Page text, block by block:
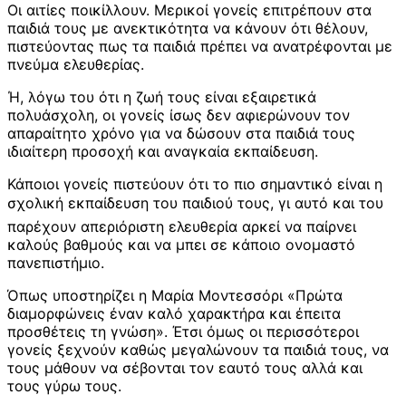
Οι αιτίες ποικίλλουν. Μερικοί γονείς επιτρέπουν στα
παιδιά τους με ανεκτικότητα να κάνουν ότι θέλουν,
πιστεύοντας πως τα παιδιά πρέπει να ανατρέφονται με
πνεύμα ελευθερίας.
Ή, λόγω του ότι η ζωή τους είναι εξαιρετικά
πολυάσχολη, οι γονείς ίσως δεν αφιερώνουν τον
απαραίτητο χρόνο για να δώσουν στα παιδιά τους
ιδιαίτερη προσοχή και αναγκαία εκπαίδευση.
Κάποιοι γονείς πιστεύουν ότι το πιο σημαντικό είναι η
σχολική εκπαίδευση του παιδιού τους, γι αυτό και του
παρέχουν απεριόριστη ελευθερία αρκεί να παίρνει
καλούς βαθμούς και να μπει σε κάποιο ονομαστό
πανεπιστήμιο.
Όπως υποστηρίζει η Μαρία Μοντεσσόρι «Πρώτα
διαμορφώνεις έναν καλό χαρακτήρα και έπειτα
προσθέτεις τη γνώση». Έτσι όμως οι περισσότεροι
γονείς ξεχνούν καθώς μεγαλώνουν τα παιδιά τους, να
τους μάθουν να σέβονται τον εαυτό τους αλλά και
τους γύρω τους.